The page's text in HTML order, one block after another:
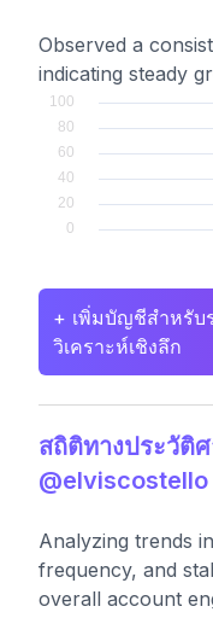
Observed a
indicating steady
+ เพิ่มบัญชีสำหรับ
วิเคราะห์เชิงลึก
สถิติทางประวัติ
@elviscostello
Analyzing trends
frequency, and
overall account